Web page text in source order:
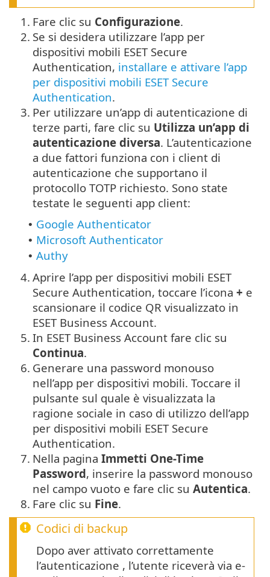
1. Fare clic su Configurazione.
2. Se si desidera utilizzare l’app per
dispositivi mobili ESET Secure
Authentication, installare e attivare l’app
per dispositivi mobili ESET Secure
Authentication.
3. Per utilizzare un’app di autenticazione di
terze parti, fare clic su Utilizza un’app di
autenticazione diversa. L’autenticazione
a due fattori funziona con i client di
autenticazione che supportano il
protocollo TOTP richiesto. Sono state
testate le seguenti app client:
• Google Authenticator
• Microsoft Authenticator
• Authy
4. Aprire l’app per dispositivi mobili ESET
Secure Authentication, toccare l’icona + e
scansionare il codice QR visualizzato in
ESET Business Account.
5. In ESET Business Account fare clic su
Continua.
6. Generare una password monouso
nell’app per dispositivi mobili. Toccare il
pulsante sul quale è visualizzata la
ragione sociale in caso di utilizzo dell’app
per dispositivi mobili ESET Secure
Authentication.
7. Nella pagina Immetti One-Time
Password, inserire la password monouso
nel campo vuoto e fare clic su Autentica.
8. Fare clic su Fine.
Codici di backup
Dopo aver attivato correttamente
l’autenticazione , l’utente riceverà via e-